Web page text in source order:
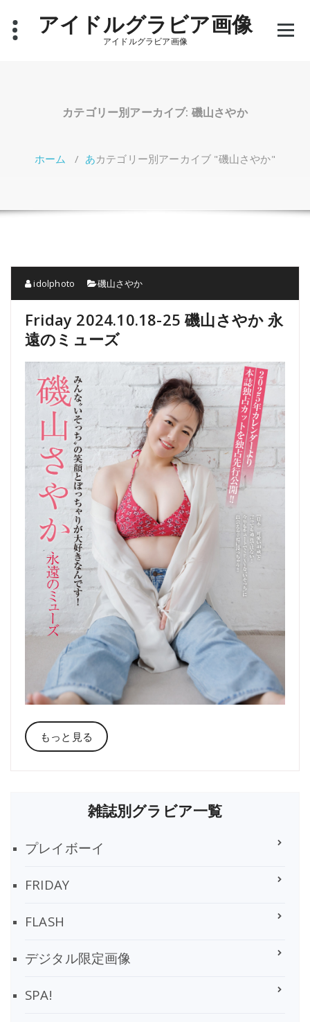
アイドルグラビア画像
アイドルグラビア画像
カテゴリー別アーカイブ: 磯山さやか
ホーム / あカテゴリー別アーカイブ "磯山さやか"
idolphoto 磯山さやか
Friday 2024.10.18-25 磯山さやか 永
遠のミューズ
もっと見る
雑誌別グラビア一覧
プレイボーイ
FRIDAY
FLASH
デジタル限定画像
SPA!